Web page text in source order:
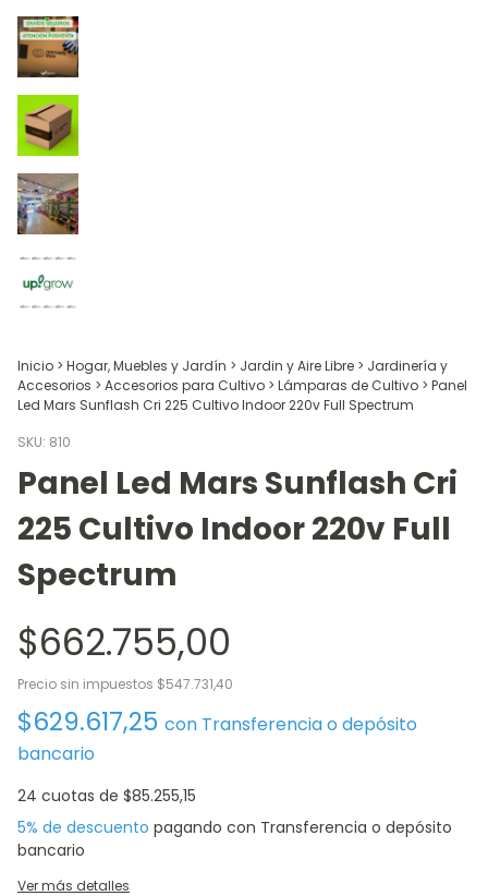
Inicio > Hogar, Muebles y Jardín > Jardin y Aire Libre > Jardinería y
Accesorios > Accesorios para Cultivo > Lámparas de Cultivo > Panel
Led Mars Sunflash Cri 225 Cultivo Indoor 220v Full Spectrum
SKU: 810
Panel Led Mars Sunflash Cri
225 Cultivo Indoor 220v Full
Spectrum
$662.755,00
Precio sin impuestos $547.731,40
$629.617,25 con Transferencia o depósito
bancario
24 cuotas de $85.255,15
5% de descuento pagando con Transferencia o depósito
bancario
Ver más detalles